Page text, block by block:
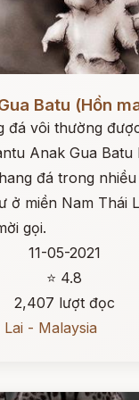
Batu (Hồn
đá vôi thường
Anak Gua Batu
đá trong
ở miền Nam Thái
gọi.
11-05-2021
⭐ 4.8
2,407 lượt đọc
- Malaysia